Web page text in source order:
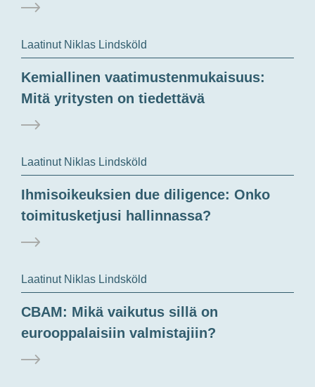
Laatinut Niklas Lindsköld
Kemiallinen vaatimustenmukaisuus:
Mitä yritysten on tiedettävä
Laatinut Niklas Lindsköld
Ihmisoikeuksien due diligence: Onko
toimitusketjusi hallinnassa?
Laatinut Niklas Lindsköld
CBAM: Mikä vaikutus sillä on
eurooppalaisiin valmistajiin?